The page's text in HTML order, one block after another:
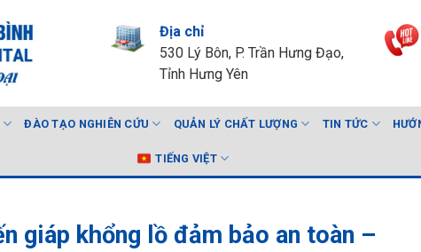
Địa chỉ
530 Lý Bôn, P. Trần Hưng Đạo,
Tỉnh Hưng Yên
ĐÀO TẠO NGHIÊN CỨU QUẢN LÝ CHẤT LƯỢNG TIN TỨC
TIẾNG VIỆT
giáp khổng lồ đảm bảo an toàn –